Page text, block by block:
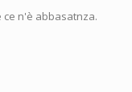
ce n'è abbasatnza.